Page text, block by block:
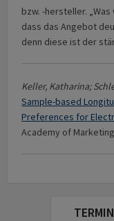
bzw. -hersteller.
dass das Angebot
denn diese ist der
Keller, Katharina;
Sample-based
Preferences for
Academy of